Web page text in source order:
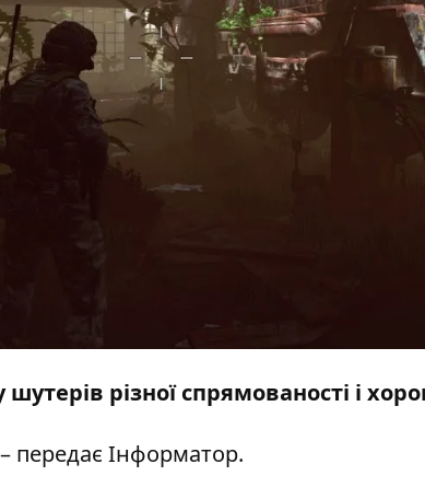
різної спрямованості і
передає Інформатор.